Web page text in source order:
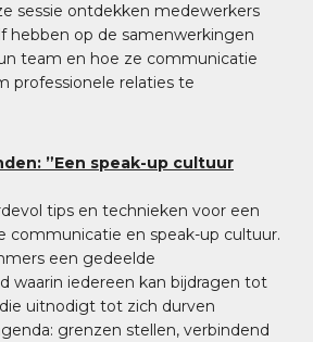
sessie ontdekken medewerkers
hebben op de samenwerkingen
team en hoe ze communicatie
professionele relaties te
”Een speak-up cultuur
tips en technieken voor een
communicatie en speak-up cultuur.
een gedeelde
waarin iedereen kan bijdragen tot
uitnodigt tot zich durven
grenzen stellen, verbindend